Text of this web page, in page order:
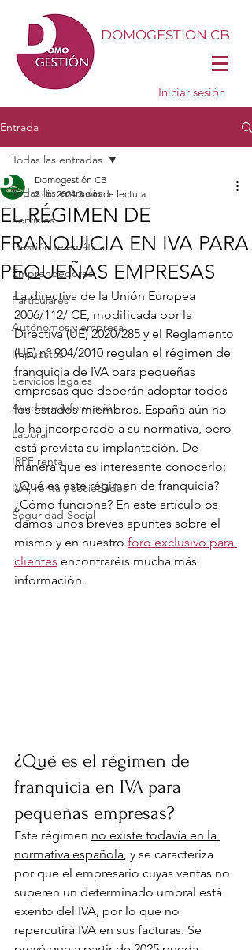
DOMOGESTIÓN CB
Iniciar sesión
Entrada
Todas las entradas
Servicios
Gestión telemática
Emprendedores
Particulares
Autónomos y empresa
Impuestos
Servicios legales
Ayudas e información
Laboral
IRPF renta
IVA, renta y sociedades
Seguridad Social
Todas las entradas
EL RÉGIMEN DE
FRANQUICIA EN IVA PARA
PEQUEÑAS EMPRESAS
Domogestión CB
2 dic 2024 3 min de lectura
La directiva de la Unión Europea
2006/112/ CE, modificada por la
Directiva (UE) 2020/285 y el Reglamento
(UE) nº 904/2010 regulan el régimen de
franquicia de IVA para pequeñas
empresas que deberán adoptar todos
los estados miembros. España aún no
lo ha incorporado a su normativa, pero
está prevista su implantación. De
manera que es interesante conocerlo:
¿Qué es este régimen de franquicia?
¿Cómo funciona? En este artículo os
damos unos breves apuntes sobre el
mismo y en nuestro foro exclusivo para
clientes encontraréis mucha más
información.
¿Qué es el régimen de
franquicia en IVA para
pequeñas empresas?
Este régimen no existe todavía en la
normativa española, y se caracteriza
por que el empresario cuyas ventas no
superen un determinado umbral está
exento del IVA, por lo que no
repercutirá IVA en sus facturas. Se